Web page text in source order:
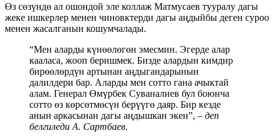
Өз сөзүндө ал ошондой эле коллаж Матмусаев тууралу дагы
жеке ишкерлер менен чиновктерди дагы аңдыйбы деген суроо
менен жасалганын кошумчалады.
“Мен аларды күнөөлөгөн эмесмин. Эгерде алар
кааласа, жооп беришмек. Бизде алардын кимдир
бирөөлөрдүн артынан аңдыгандарынын
далилдери бар. Аларды мен сотто гана ачыктай
алам. Генерал Өмүрбек Суваналиев бул боюнча
сотто өз көрсөтмөсүн берүүгө даяр. Бир кезде
анын аркасынан дагы аңдышкан экен”, – деп
белгиледи А. Сартбаев.